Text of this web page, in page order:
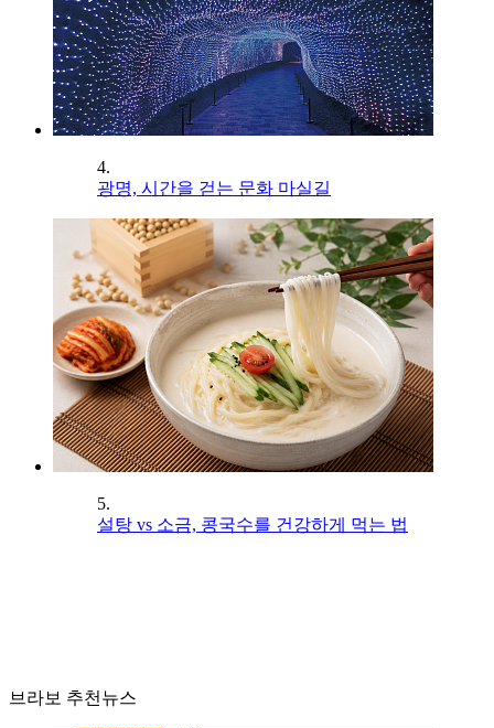
4.
광명, 시간을 걷는 문화 마실길
5.
설탕 vs 소금, 콩국수를 건강하게 먹는 법
브라보 추천뉴스